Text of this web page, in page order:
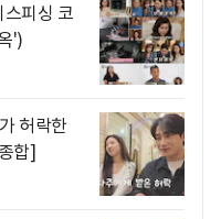
피싱 코
')
허락한
합]